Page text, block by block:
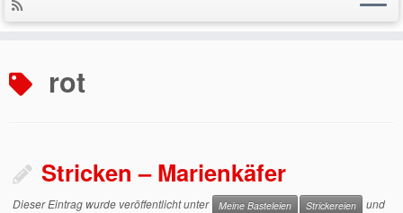
Inhalt
springen rot
Stricken – Marienkäfer
Dieser Eintrag wurde veröffentlicht unter Meine Basteleien Strickereien
und